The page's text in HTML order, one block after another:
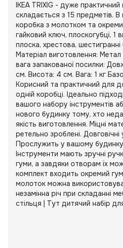
IKEA TRIXIG - дуже практичний
складається з 15 предметів. В
коробка з молотком та
гайковий ключ, плоскогубці, 1
плоска, хрестова, шестигранні
Матеріал виготовлення: Метал
вага запакованої посилки:
см. Висота: 4 см. Вага: 1 кг
Корисний та практичний для
одній коробці. Ідеально
вашого набору інструментів
нового будинку тому, хто
якість виготовлення. Міцні
ретельно зроблені. Довговічні
Прослужить у вашому будинку
Інструменти мають зручні
гуми, а завдяки отворам їх
комплект входить окремий
молоток можна
незамінна річ при складанні
стільця | Тут дитячий набір